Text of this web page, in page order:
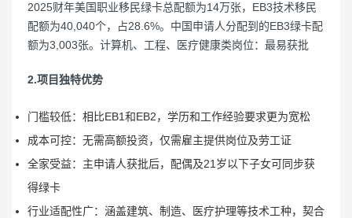
2025财年美国职业移民绿卡总配额为14万张，EB3技术移民
配额为40,040个，占28.6%。中国申请人分配到的EB3绿卡配
额为3,003张。计算机、工程、医疗健康类岗位‌：最易获批
2.项目独特优势
‌门槛较低‌：相比EB1和EB2，学历和工作经验要求更为宽松
‌成本可控‌：无需高额投资，仅需雇主提供岗位及劳工证
全家受益‌：主申请人获批后，配偶及21岁以下子女可同步获
得绿卡
‌行业适配性广‌：涵盖建筑、制造、医疗护理等技术工种，契合